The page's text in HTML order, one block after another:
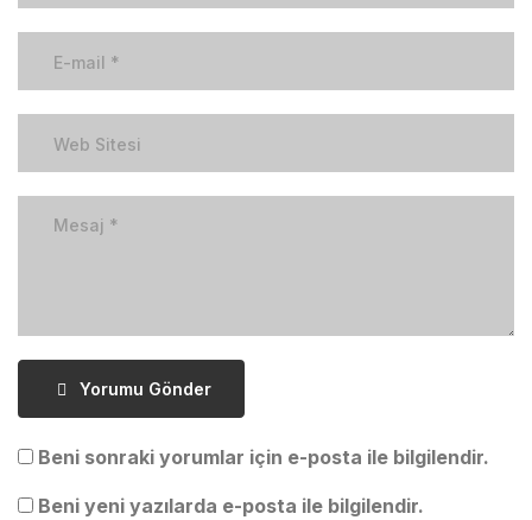
Yorumu Gönder
Beni sonraki yorumlar için e-posta ile bilgilendir.
Beni yeni yazılarda e-posta ile bilgilendir.